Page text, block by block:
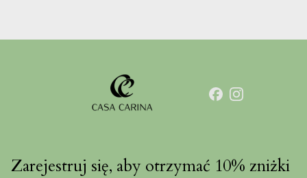
Zarejestruj się, aby otrzymać 10% zniżki